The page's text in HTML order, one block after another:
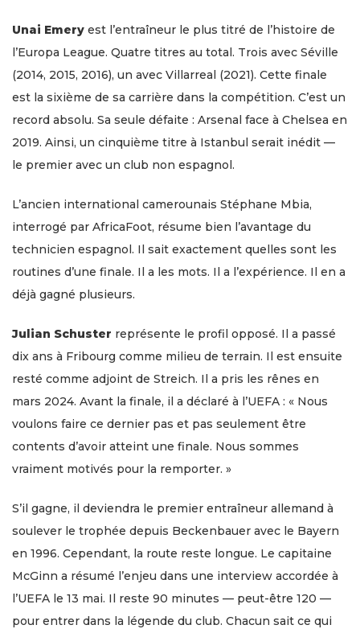
Unai Emery est l’entraîneur le plus titré de l’histoire de
l’Europa League. Quatre titres au total. Trois avec Séville
(2014, 2015, 2016), un avec Villarreal (2021). Cette finale
est la sixième de sa carrière dans la compétition. C’est un
record absolu. Sa seule défaite : Arsenal face à Chelsea en
2019. Ainsi, un cinquième titre à Istanbul serait inédit —
le premier avec un club non espagnol.
L’ancien international camerounais Stéphane Mbia,
interrogé par AfricaFoot, résume bien l’avantage du
technicien espagnol. Il sait exactement quelles sont les
routines d’une finale. Il a les mots. Il a l’expérience. Il en a
déjà gagné plusieurs.
Julian Schuster représente le profil opposé. Il a passé
dix ans à Fribourg comme milieu de terrain. Il est ensuite
resté comme adjoint de Streich. Il a pris les rênes en
mars 2024. Avant la finale, il a déclaré à l’UEFA : « Nous
voulons faire ce dernier pas et pas seulement être
contents d’avoir atteint une finale. Nous sommes
vraiment motivés pour la remporter. »
S’il gagne, il deviendra le premier entraîneur allemand à
soulever le trophée depuis Beckenbauer avec le Bayern
en 1996. Cependant, la route reste longue. Le capitaine
McGinn a résumé l’enjeu dans une interview accordée à
l’UEFA le 13 mai. Il reste 90 minutes — peut-être 120 —
pour entrer dans la légende du club. Chacun sait ce qui